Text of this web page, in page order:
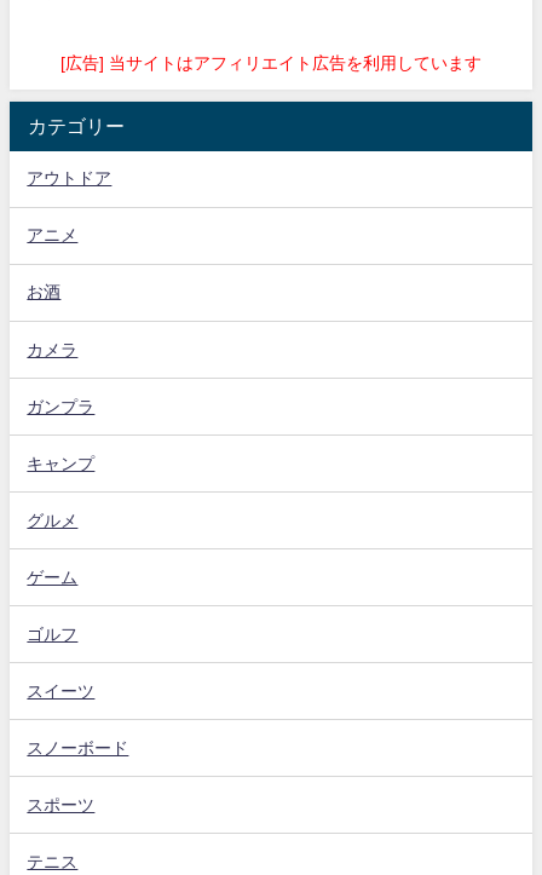
[広告] 当サイトはアフィリエイト広告を利用しています
カテゴリー
アウトドア
アニメ
お酒
カメラ
ガンプラ
キャンプ
グルメ
ゲーム
ゴルフ
スイーツ
スノーボード
スポーツ
テニス